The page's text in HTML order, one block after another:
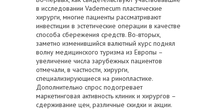
в исследовании Vademecum пластические
хирурги, многие пациенты рассматривают
инвестиции в эстетические операции в качестве
способа сбережения средств. Во-вторых,
заметно изменившийся валютный курс поднял
волну медицинского туризма из Европы –
увеличение числа зарубежных пациентов
отмечали, в частности, хирурги,
специализирующиеся на ринопластике.
Дополнительно спрос подогревает
маркетинговая активность клиник и хирургов –
сдерживание цен, различные скидки и акции.